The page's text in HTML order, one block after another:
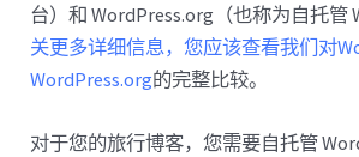
台）和 WordPress.org（也称为自托管
关更多详细信息，您应该查看我们对
WordPress.org的完整比较。
对于您的旅行博客，您需要自托管